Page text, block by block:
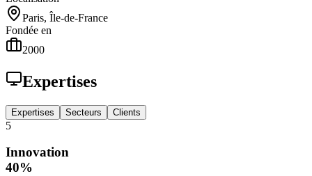
Paris, Île-de-France
Fondée en
2000
Expertises
Expertises Secteurs Clients
5
Innovation
40%